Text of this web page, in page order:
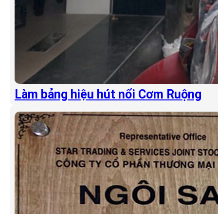
Làm bảng hiệu hút nổi Cơm Ruộng